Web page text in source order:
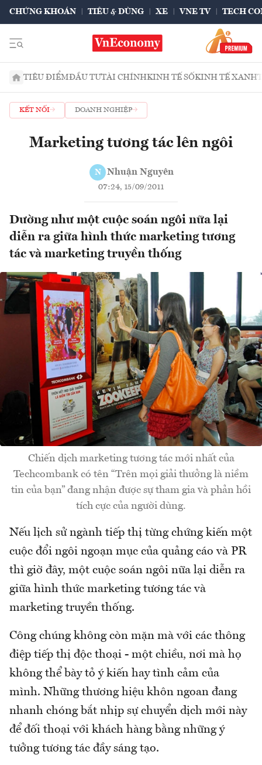
CHỨNG KHOÁN TIÊU & DÙNG XE VNE TV TECH
TIÊU ĐIỂMĐẦU TƯTÀI CHÍNHKINH TẾ SỐKINH TẾ XANH
KẾT NỐI DOANH NGHIỆP
Marketing tương tác lên ngôi
N Nhuận Nguyên
07:24, 15/09/2011
Dường như một cuộc soán ngôi nữa lại
diễn ra giữa hình thức marketing tương
tác và marketing truyền thống
Chiến dịch marketing tương tác mới nhất của
Techcombank có tên “Trên mọi giải thưởng là niềm
tin của bạn” đang nhận được sự tham gia và phản hồi
tích cực của người dùng.
Nếu lịch sử ngành tiếp thị từng chứng kiến một
cuộc đổi ngôi ngoạn mục của quảng cáo và PR
thì giờ đây, một cuộc soán ngôi nữa lại diễn ra
giữa hình thức marketing tương tác và
marketing truyền thống.
Công chúng không còn mặn mà với các thông
điệp tiếp thị độc thoại - một chiều, nơi mà họ
không thể bày tỏ ý kiến hay tình cảm của
mình. Những thương hiệu khôn ngoan đang
nhanh chóng bắt nhịp sự chuyển dịch mới này
để đối thoại với khách hàng bằng những ý
tưởng tương tác đầy sáng tạo.